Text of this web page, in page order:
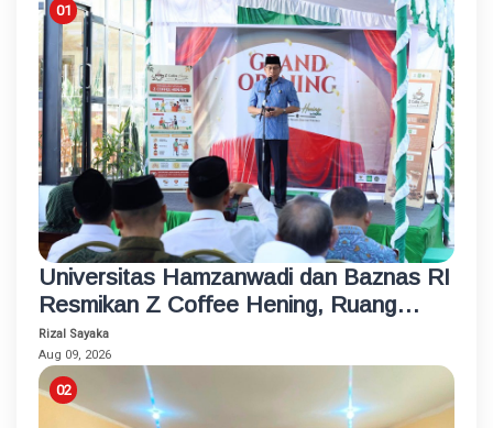
Universitas Hamzanwadi dan Baznas RI
Resmikan Z Coffee Hening, Ruang
Usaha Inklusif bagi Penyandang
Disabilitas
Rizal Sayaka
Aug 09, 2026